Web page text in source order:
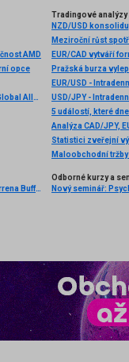
AMD
opce
Federated Investors Global Allocation Fund
Tradingové analýzy
NZD/USD
EUR/USD -
USD/JPY -
5 událostí, které
Analýza CAD/JPY,
Krotitelé trhů - Inspirujte se příběhy George Sorose, Warrena Buffetta a Paula Volckera
Odborné kurzy a